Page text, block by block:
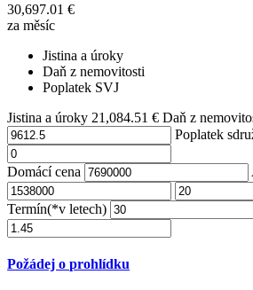
30,697.01 €
za měsíc
Jistina a úroky
Daň z nemovitosti
Poplatek SVJ
Jistina a úroky 21,084.51 €Daň z
Poplatek
Domácí cena
Termín(*v letech)
Požádej o prohlídku